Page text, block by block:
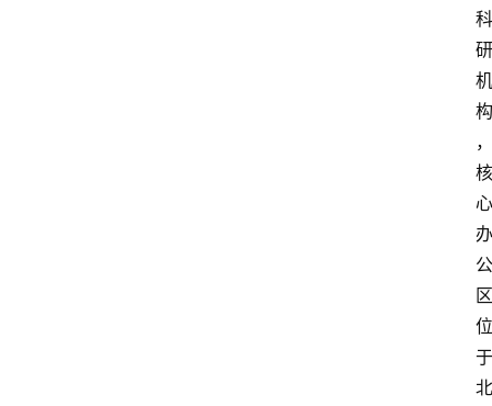
科
研
机
构
，
核
心
办
公
区
位
于
北